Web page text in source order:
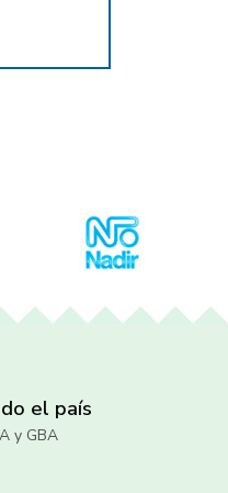
el país
y GBA